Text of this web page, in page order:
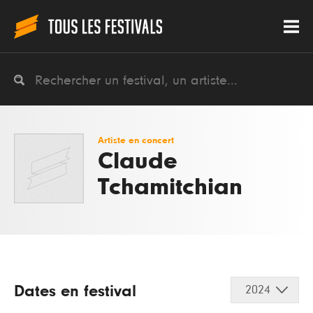
Artiste en concert
Claude
Tchamitchian
Dates en festival 2024